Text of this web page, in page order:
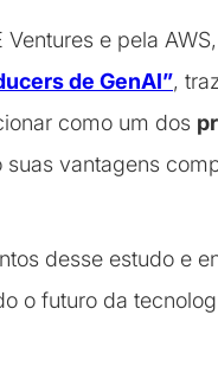
e pela
de GenAI”,
como um dos
suas vantagens
desse estudo e
o futuro da